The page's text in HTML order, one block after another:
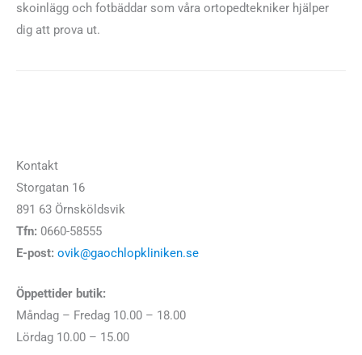
skoinlägg och fotbäddar som våra ortopedtekniker hjälper
dig att prova ut.
Kontakt
Storgatan 16
891 63 Örnsköldsvik
Tfn: 0660-58555
E-post: ovik@gaochlopkliniken.se
Öppettider butik:
Måndag – Fredag 10.00 – 18.00
Lördag 10.00 – 15.00